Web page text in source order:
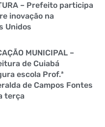
– Prefeito participa
inovação na
Unidos
MUNICIPAL –
de Cuiabá
escola Prof.ª
de Campos Fontes
terça